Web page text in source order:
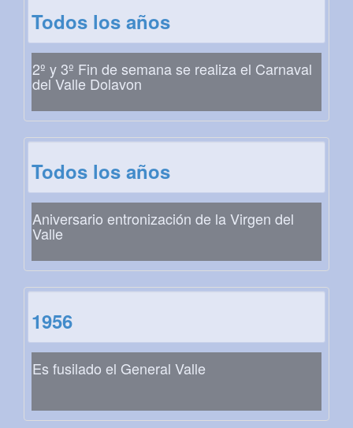
Todos los años
2º y 3º Fin de semana se realiza el Carnaval
del Valle Dolavon
Todos los años
Aniversario entronización de la Virgen del
Valle
1956
Es fusilado el General Valle